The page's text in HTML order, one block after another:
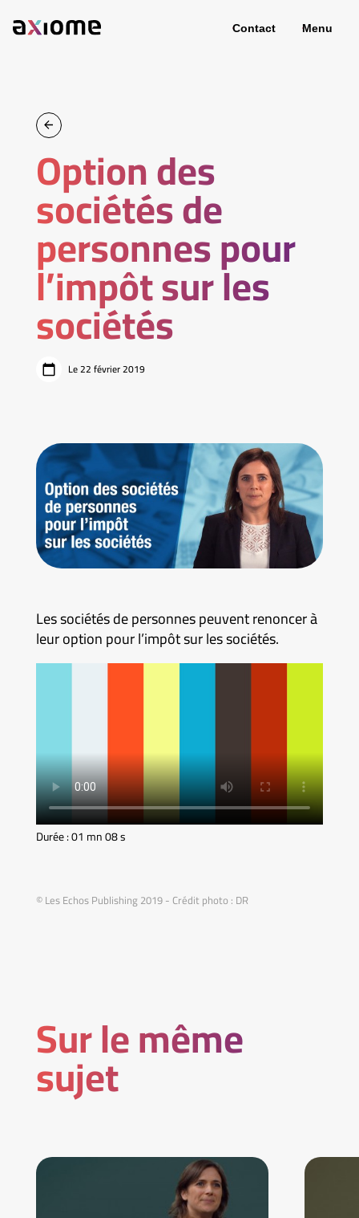
Contact Menu
Option des
sociétés de
personnes pour
l’impôt sur les
sociétés
Le 22 février 2019
Les sociétés de personnes peuvent renoncer à
leur option pour l’impôt sur les sociétés.
Durée : 01 mn 08 s
© Les Echos Publishing 2019 - Crédit photo : DR
Sur le même
sujet